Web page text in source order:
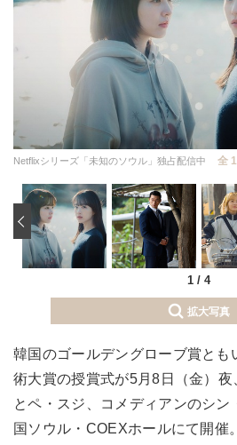
Netflixシリーズ「未知のソウル」独占配信中 全
1 / 4
‹
拡大写真
韓国のゴールデングローブ賞とも
術大賞の授賞式が5月8日（金）夜
とペ・スジ、コメディアンのシ
国ソウル・COEXホールにて開催